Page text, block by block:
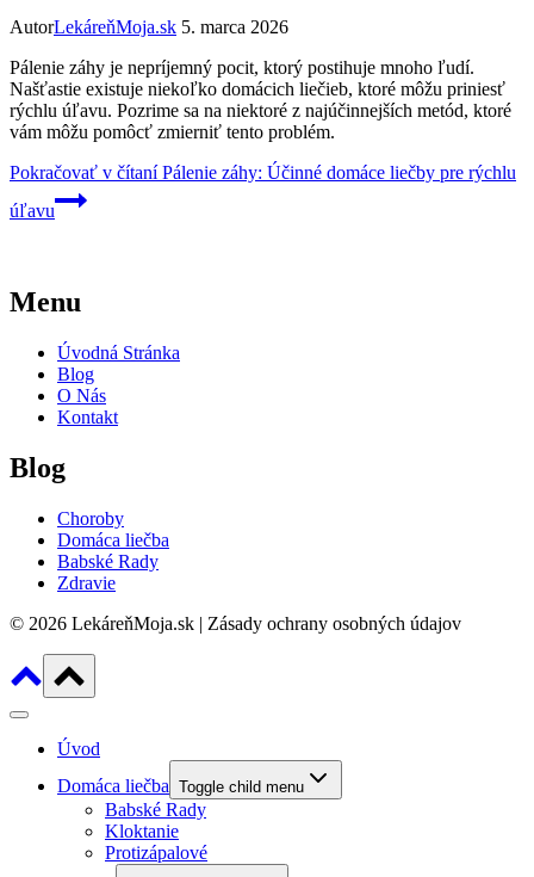
AutorLekáreňMoja.sk 5. marca 2026
Pálenie záhy je nepríjemný pocit, ktorý postihuje mnoho ľudí.
Našťastie existuje niekoľko domácich liečieb, ktoré môžu priniesť
rýchlu úľavu. Pozrime sa na niektoré z najúčinnejších metód, ktoré
vám môžu pomôcť zmierniť tento problém.
Pokračovať v čítaníPálenie záhy: Účinné domáce liečby pre rýchlu
úľavu
Menu
Úvodná Stránka
Blog
O Nás
Kontakt
Blog
Choroby
Domáca liečba
Babské Rady
Zdravie
© 2026 LekáreňMoja.sk | Zásady ochrany osobných údajov
Úvod
Domáca liečba Toggle child menu
Babské Rady
Kloktanie
Protizápalové